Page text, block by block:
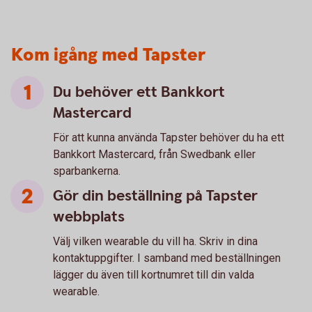
Kom igång med Tapster
Du behöver ett Bankkort
Mastercard
För att kunna använda Tapster behöver du ha ett
Bankkort Mastercard, från Swedbank eller
sparbankerna.
Gör din beställning på Tapster
webbplats
Välj vilken wearable du vill ha. Skriv in dina
kontaktuppgifter. I samband med beställningen
lägger du även till kortnumret till din valda
wearable.